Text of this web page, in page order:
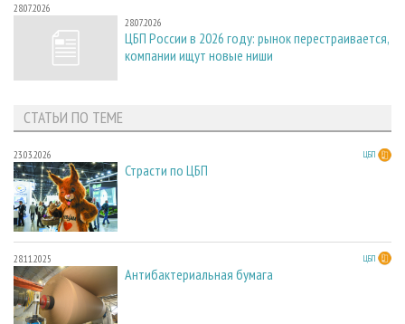
28.07.2026
28.07.2026
ЦБП России в 2026 году: рынок перестраивается,
компании ищут новые ниши
СТАТЬИ ПО ТЕМЕ
23.03.2026 ЦБП
Страсти по ЦБП
28.11.2025 ЦБП
Антибактериальная бумага